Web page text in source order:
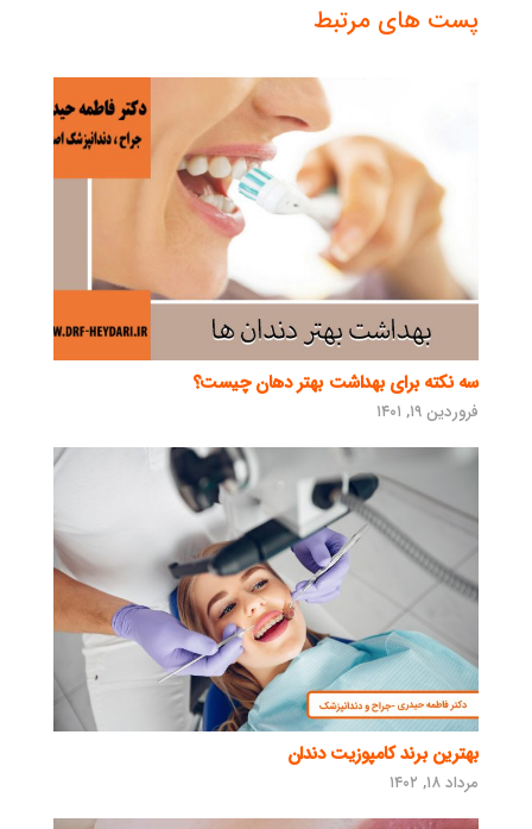
پست های مرتبط
سه نکته برای بهداشت بهتر دهان چیست؟
فروردین ۱۹, ۱۴۰۱
بهترین برند کامپوزیت دندان
مرداد ۱۸, ۱۴۰۲